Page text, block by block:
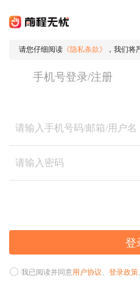
请您仔细阅读 《隐私条款》 ，我们将
手机号登录/注册
登
我已阅读并同意用户协议、 登录政策